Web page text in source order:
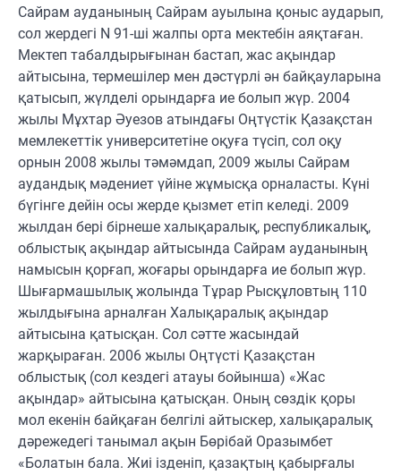
Сайрам ауданының Сайрам ауылына қоныс аударып,
сол жердегі N 91-ші жалпы орта мектебін аяқтаған.
Мектеп табалдырығынан бастап, жас ақындар
айтысына, термешілер мен дәстүрлі ән байқауларына
қатысып, жүлделі орындарға ие болып жүр. 2004
жылы Мұхтар Әуезов атындағы Оңтүстік Қазақстан
мемлекеттік университетіне оқуға түсіп, сол оқу
орнын 2008 жылы тәмәмдап, 2009 жылы Сайрам
аудандық мәдениет үйіне жұмысқа орналасты. Күні
бүгінге дейін осы жерде қызмет етіп келеді. 2009
жылдан бері бірнеше халықаралық, республикалық,
облыстық ақындар айтысында Сайрам ауданының
намысын қорғап, жоғары орындарға ие болып жүр.
Шығармашылық жолында Тұрар Рысқұловтың 110
жылдығына арналған Халықаралық ақындар
айтысына қатысқан. Сол сәтте жасындай
жарқыраған. 2006 жылы Оңтүсті Қазақстан
облыстық (сол кездегі атауы бойынша) «Жас
ақындар» айтысына қатысқан. Оның сөздік қоры
мол екенін байқаған белгілі айтыскер, халықаралық
дәрежедегі танымал ақын Бөрібай Оразымбет
«Болатын бала. Жиі ізденіп, қазақтың қабырғалы